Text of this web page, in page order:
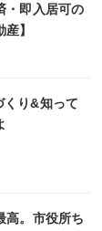
・即入居可の
】
くり&知って
高。市役所ち